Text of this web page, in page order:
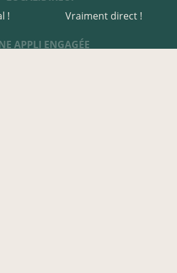
!
Vraiment direct !
APPLI ENGAGÉE